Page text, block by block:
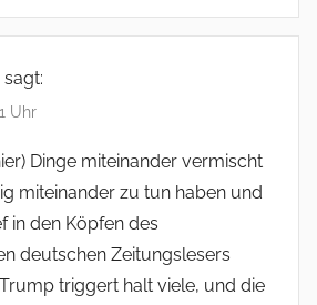
sagt:
Uhr
Dinge miteinander vermischt
miteinander zu tun haben und
in den Köpfen des
deutschen Zeitungslesers
triggert halt viele, und die